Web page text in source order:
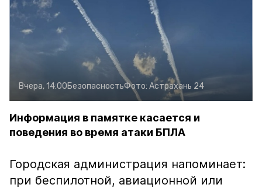
Вчера, 14:00БезопасностьФото: Астрахань 24
Информация в памятке касается и
поведения во время атаки БПЛА
Городская администрация напоминает:
при беспилотной, авиационной или